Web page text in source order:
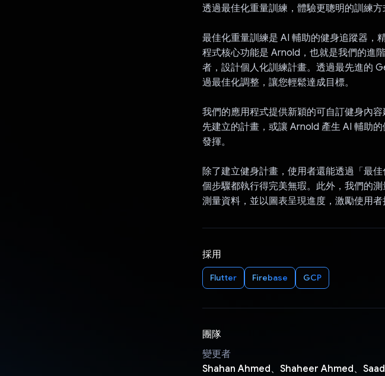
透過最佳化重量訓練，體驗更聰明的訓練
最佳化重量訓練是 AI 輔助的健身追蹤器，
程式核心功能是 Arnold，也就是我們的進
者，設計個人化訓練計畫。透過最先進的
過最佳化調整，讓您輕鬆達成目標。
我們的應用程式提供新穎的可自訂健身內
先建立的計畫，或讓 Arnold 產生 AI 輔助
發揮。
除了建立健身計畫，使用者還能透過「最
個步驟都執行得完美無瑕。此外，我們的
測量資料，並以圖表呈現進度，激勵使用者
採用
Flutter Firebase GCP
團隊
變更者
Shahan Ahmed、Shaheer Ahmed、